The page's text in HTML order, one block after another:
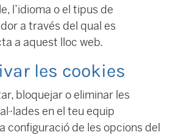
l’idioma o el tipus de
a través del qual es
a aquest lloc web.
les cookies
bloquejar o eliminar les
en el teu equip
configuració de les opcions del